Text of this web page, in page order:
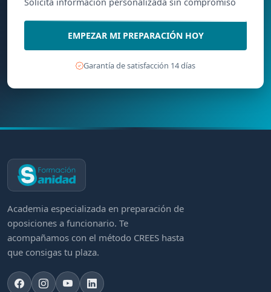
EMPEZAR MI PREPARACIÓN HOY
Garantía de satisfacción 14 días
Academia especializada en preparación de
oposiciones a funcionario. Te
acompañamos con el método CREES hasta
que consigas tu plaza.